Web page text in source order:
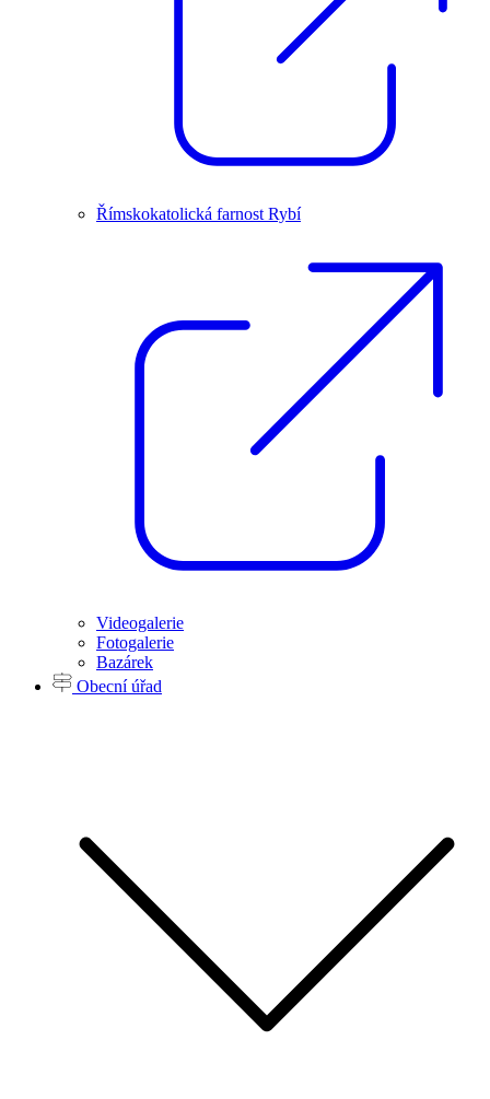
Římskokatolická farnost Rybí
Videogalerie
Fotogalerie
Bazárek
Obecní úřad